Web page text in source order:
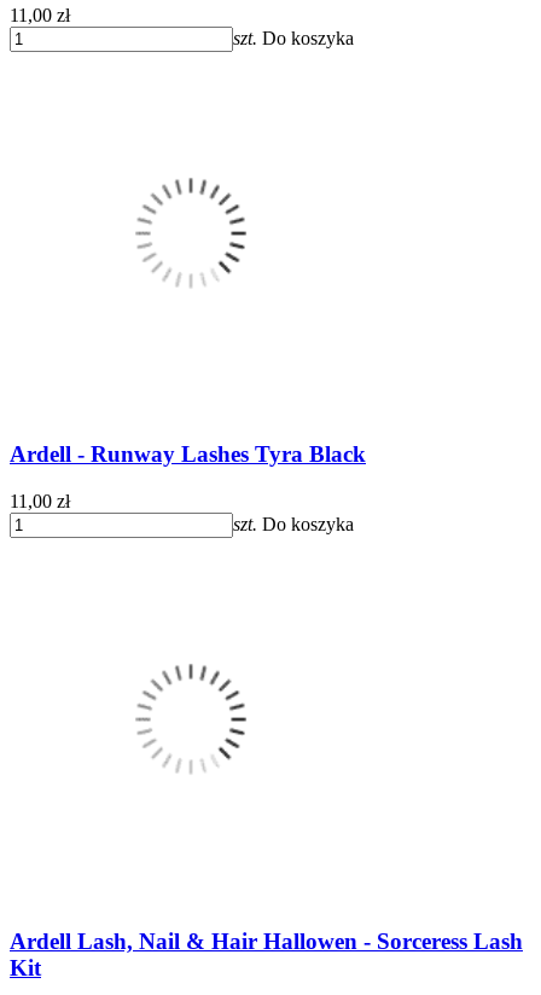
11,00 zł
szt. Do koszyka
Ardell - Runway Lashes Tyra Black
11,00 zł
szt. Do koszyka
Ardell Lash, Nail & Hair Hallowen - Sorceress Lash
Kit